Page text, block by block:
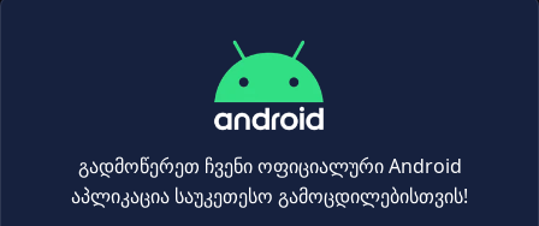
+ -40%
გადმოწერეთ ჩვენი ოფიციალური Android
აპლიკაცია საუკეთესო გამოცდილებისთვის!